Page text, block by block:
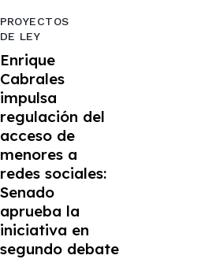
PROYECTOS
DE LEY
Enrique
Cabrales
impulsa
regulación del
acceso de
menores a
redes sociales:
Senado
aprueba la
iniciativa en
segundo debate